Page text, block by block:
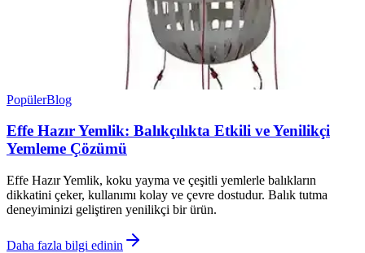
PopülerBlog
Effe Hazır Yemlik: Balıkçılıkta Etkili ve Yenilikçi
Yemleme Çözümü
Effe Hazır Yemlik, koku yayma ve çeşitli yemlerle balıkların
dikkatini çeker, kullanımı kolay ve çevre dostudur. Balık tutma
deneyiminizi geliştiren yenilikçi bir ürün.
Daha fazla bilgi edinin